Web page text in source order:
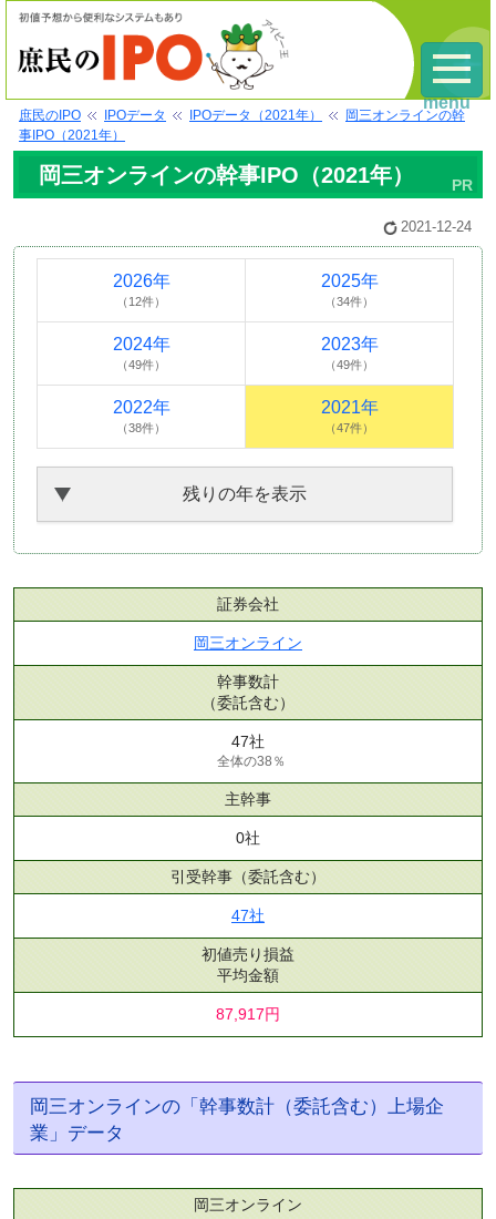
庶民のIPO IPOデータ IPOデータ（2021年）
岡三オンラインの幹
事IPO（2021年）
岡三オンラインの幹事IPO（2021年）
2021-12-24
2026年
（12件）
2025年
（34件）
2024年
（49件）
2023年
（49件）
2022年
（38件）
2021年
（47件）
残りの年を表示
証券会社
岡三オンライン
幹事数計
（委託含む）
47社
全体の38％
主幹事
0社
引受幹事 （委託含む）
47社
初値売り損益
平均金額
87,917円
岡三オンラインの「幹事数計（委託含む）上場企
業」データ
岡三オンライン
menu